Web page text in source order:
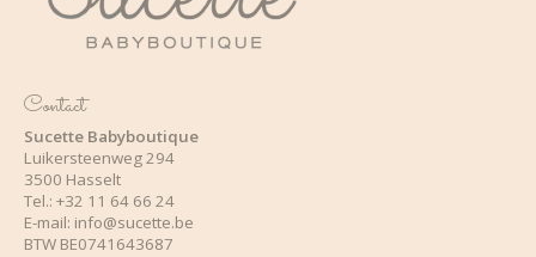
Contact
Sucette Babyboutique
Luikersteenweg 294
3500 Hasselt
Tel.: +32 11 64 66 24
E-mail: info@sucette.be
BTW BE0741643687